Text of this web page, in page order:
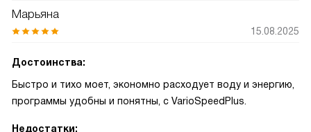
Марьяна
15.08.2025
Достоинства:
Быстро и тихо моет, экономно расходует воду и энергию,
программы удобны и понятны, с VarioSpeedPlus.
Недостатки: